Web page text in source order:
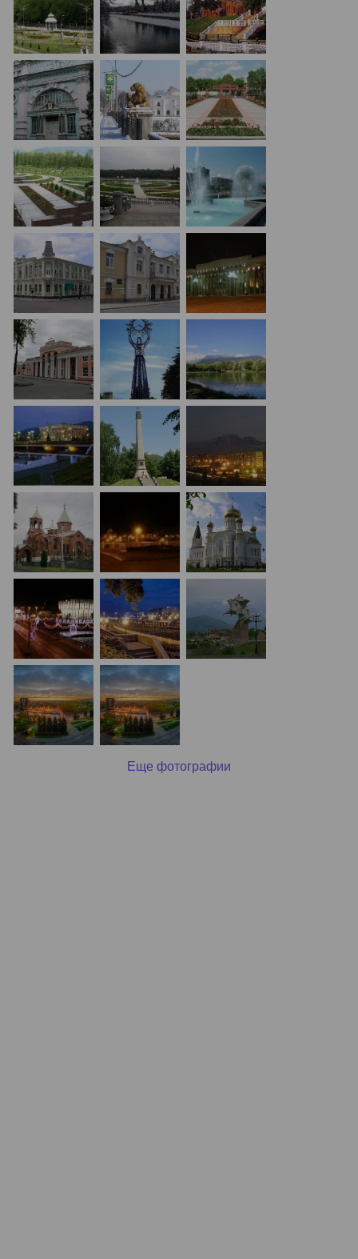
Еще фотографии